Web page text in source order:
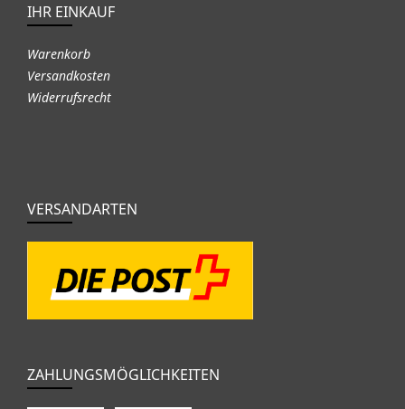
IHR EINKAUF
Warenkorb
Versandkosten
Widerrufsrecht
VERSANDARTEN
ZAHLUNGSMÖGLICHKEITEN